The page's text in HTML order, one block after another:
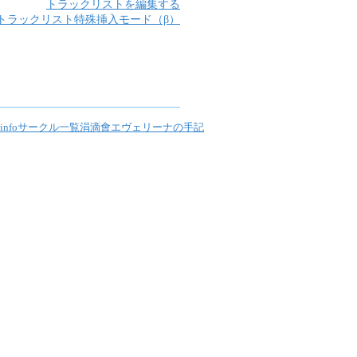
トラックリストを編集する
トラックリスト特殊挿入モード（β）
サークル一覧涓滴會エヴェリーナの手記